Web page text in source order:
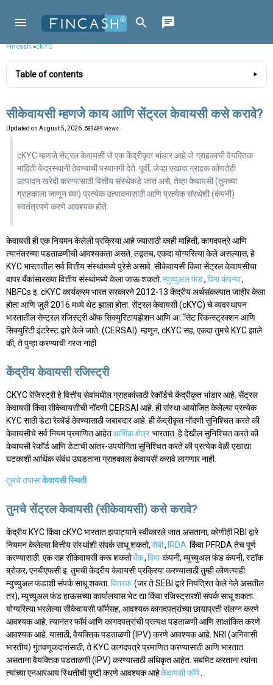
Fincash»cKYC
Table of contents
सीकेवायसी म्हणजे काय आणि सेंट्रल केवायसी कसे करावे?
Updated on August 5, 2026 , 589489 views
cKYC म्हणजे सेंट्रल केवायसी जे एक केंद्रीकृत भांडार आहे जे ग्राहकाची वैयक्तिक
माहिती केंद्रस्थानी ठेवण्याची परवानगी देते. पूर्वी, जेव्हा एखादा ग्राहक कोणतेही
उत्पादन खरेदी करण्यासाठी वित्तीय संस्थेकडे जात असे, तेव्हा केवायसी (तुमच्या
ग्राहकाला जाणून घ्या) प्रत्येक उत्पादनासाठी आणि प्रत्येक संस्थेशी (कंपनी)
स्वतंत्रपणे करणे आवश्यक होते.
केवायसी ही एक नियमन केलेली प्रक्रिया आहे ज्यासाठी काही माहिती, कागदपत्रे आणि
त्यानंतरच्या पडताळणीची आवश्यकता असते. तद्वतच, एकदा योग्यरित्या केले असल्यास, हे
KYC भारतातील सर्व वित्तीय संस्थांमध्ये पुरेसे असावे. सीकेवायसी किंवा सेंट्रल केवायसीचा
वापर बँकांसारख्या वित्तीय संस्थांमध्ये केला जाऊ शकतो.म्युच्युअल फंड,विमा कंपन्या,
NBFCs इ. cKYC कार्यक्रम भारत सरकारने 2012-13 केंद्रीय अर्थसंकल्पात जाहीर केला
होता आणि जुलै 2016 मध्ये थेट झाला होता. सेंट्रल केवायसी (cKYC) चे व्यवस्थापन
भारतातील सेन्ट्रल रजिस्ट्री ऑफ सिक्युरिटायझेशन आणि अॅसेट रिकन्स्ट्रक्शन आणि
सिक्युरिटी इंटरेस्ट द्वारे केले जाते. (CERSAI). म्हणून, cKYC सह, एकदा तुमचे KYC झाले
की, ते पुन्हा करण्याची गरज नाही
केंद्रीय केवायसी रजिस्ट्री
CKYC रेजिस्ट्री हे वित्तीय सेवांमधील ग्राहकांसाठी रेकॉर्डचे केंद्रीकृत भांडार आहे. सेंट्रल
केवायसी किंवा सीकेवायसीची नोंदणी CERSAI आहे. ही संस्था आयोजित केलेल्या प्रत्येक
KYC साठी डेटा रेकॉर्ड ठेवण्यासाठी जबाबदार आहे. ही केंद्रीकृत नोंदणी सुनिश्चित करते की
केवायसीचे सर्व नियम प्रमाणित आहेतआर्थिक क्षेत्र भारतात. हे देखील सुनिश्चित करते की
केवायसी रेकॉर्ड आणि डेटाची आंतर-उपयोगिता सुनिश्चित करते की प्रत्येक वेळी एखाद्या
घटकाशी आर्थिक संबंध उघडताना ग्राहकाला केवायसी करावे लागणार नाही.
तुमचे तपासाकेवायसी स्थिती
तुमचे सेंट्रल केवायसी (सीकेवायसी) कसे करावे?
केंद्रीय KYC किंवा cKYC भारतात झपाट्याने स्वीकारले जात असताना, कोणीही RBI द्वारे
नियमन केलेल्या वित्तीय संस्थांशी संपर्क साधू शकतो,सेबी, IRDA किंवा PFRDA तेच पूर्ण
करण्यासाठी. एक सह सीकेवायसी करू शकतोबँक,विमा कंपनी, म्युच्युअल फंड कंपनी, स्टॉक
ब्रोकर, एनबीएफसी इ. तुमची केंद्रीय केवायसी प्रक्रिया करण्यासाठी तुम्ही कोणत्याही
म्युच्युअल फंडाशी संपर्क साधू शकता. वितरक (जर ते SEBI द्वारे नियंत्रित केले गेले असतील
तर), म्युच्युअल फंड हाऊसच्या कार्यालयास भेट द्या किंवा रजिस्ट्रारशी संपर्क साधू शकता.
योग्यरित्या भरलेल्या सीकेवायसी फॉर्मसह, आवश्यक कागदपत्रांच्या छायाप्रती संलग्न करणे
आवश्यक आहे. त्यानंतर फॉर्म आणि कागदपत्रांची प्रत्यक्ष पडताळणी आणि साक्षांकित करणे
आवश्यक आहे. यासाठी, वैयक्तिक पडताळणी (IPV) करणे आवश्यक आहे. NRI (अनिवासी
भारतीय) गुंतवणूकदारांसाठी, ते KYC कागदपत्रे प्रमाणित करण्यासाठी आणि भारतात
असताना वैयक्तिक पडताळणी (IPV) करण्यासाठी अधिकृत आहेत. सबमिट करताना त्यांना
त्यांच्या एनआरआय स्थितीची पुष्टी करणे आवश्यक आहेकेवायसी फॉर्म